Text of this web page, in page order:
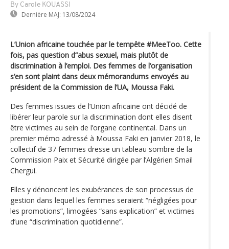
By Carole KOUASSI
Dernière MAJ: 13/08/2024
L’Union africaine touchée par le tempête #MeeToo. Cette
fois, pas question d“abus sexuel, mais plutôt de
discrimination à l’emploi. Des femmes de l’organisation
s’en sont plaint dans deux mémorandums envoyés au
président de la Commission de l’UA, Moussa Faki.
Des femmes issues de l’Union africaine ont décidé de
libérer leur parole sur la discrimination dont elles disent
être victimes au sein de l’organe continental. Dans un
premier mémo adressé à Moussa Faki en janvier 2018, le
collectif de 37 femmes dresse un tableau sombre de la
Commission Paix et Sécurité dirigée par l’Algérien Smail
Chergui.
Elles y dénoncent les exubérances de son processus de
gestion dans lequel les femmes seraient “négligées pour
les promotions”, limogées “sans explication” et victimes
d’une “discrimination quotidienne”.